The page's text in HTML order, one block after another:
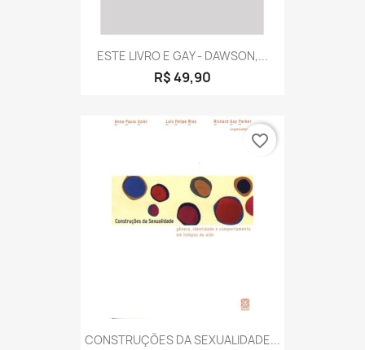
ESTE LIVRO E GAY - DAWSON,...
R$ 49,90
CONSTRUÇÕES DA SEXUALIDADE...
favorite_border